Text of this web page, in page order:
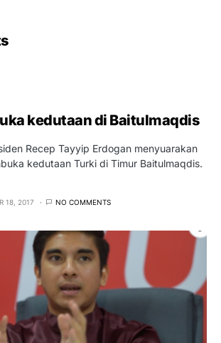
kedutaan di Baitulmaqdis
Recep Tayyip Erdogan menyuarakan
kedutaan Turki di Timur Baitulmaqdis.
18, 2017 NO COMMENTS